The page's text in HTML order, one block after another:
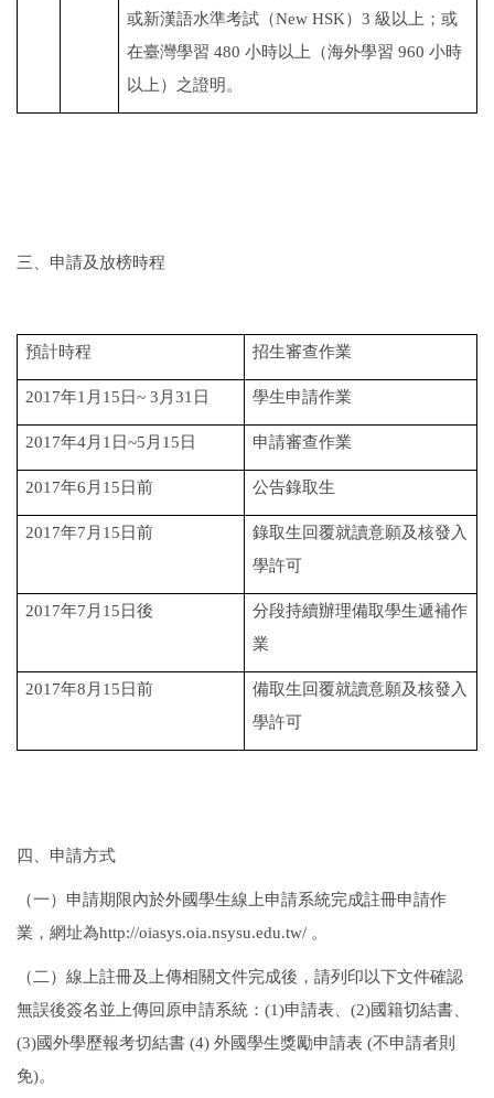
或新漢語水準考試（New HSK）3級以上；或
在臺灣學習 480小時以上（海外學習 960小時
以上）之證明。
三、申請及放榜時程
預計時程 招生審查作業
2017年1 月 15日~ 3 月31 日 學生申請作業
2017年4月 1 日~5 月 15日 申請審查作業
2017年6 月 15日前 公告錄取生
2017年7 月 15日前
錄取生回覆就讀意願及核發入
學許可
2017年7 月 15日後
分段持續辦理備取學生遞補作
業
2017年8 月 15日前
備取生回覆就讀意願及核發入
學許可
四、申請方式
（一）申請期限內於外國學生線上申請系統完成註冊申請作
業，網址為http://oiasys.oia.nsysu.edu.tw/ 。
（二）線上註冊及上傳相關文件完成後，請列印以下文件確認
無誤後簽名並上傳回原申請系統： (1)申請表、 (2)國籍切結書、
(3)國外學歷報考切結書 (4) 外國學生獎勵申請表 (不申請者則
免)。